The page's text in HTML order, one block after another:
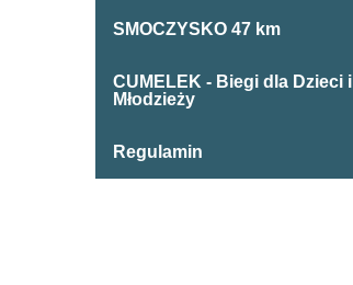
SMOCZYSKO 47 km
CUMELEK - Biegi dla Dzieci i
Młodzieży
Regulamin